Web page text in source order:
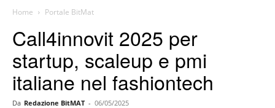
Home Portale BitMat
Call4innovit 2025 per
startup, scaleup e pmi
italiane nel fashiontech
Da Redazione BitMAT - 06/05/2025